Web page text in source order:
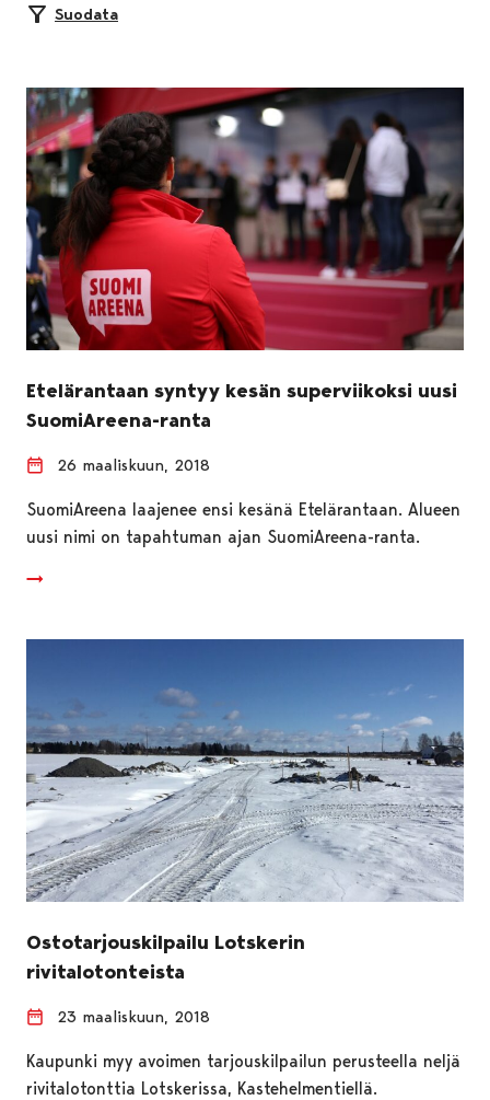
Suodata
Etelärantaan syntyy kesän superviikoksi uusi
SuomiAreena-ranta
26 maaliskuun, 2018
SuomiAreena laajenee ensi kesänä Etelärantaan. Alueen
uusi nimi on tapahtuman ajan SuomiAreena-ranta.
Ostotarjouskilpailu Lotskerin
rivitalotonteista
23 maaliskuun, 2018
Kaupunki myy avoimen tarjouskilpailun perusteella neljä
rivitalotonttia Lotskerissa, Kastehelmentiellä.